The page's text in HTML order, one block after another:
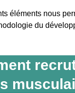
éléments nous
du